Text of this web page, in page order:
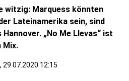
witzig: Marquess könnten
Lateinamerika sein, sind
„No Me Llevas“ ist
Mix.
12:15